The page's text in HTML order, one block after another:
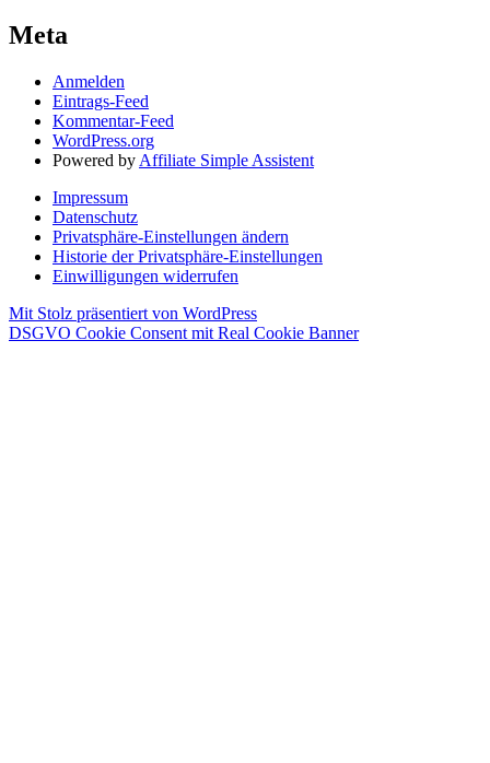
Meta
Anmelden
Eintrags-Feed
Kommentar-Feed
WordPress.org
Powered by Affiliate Simple Assistent
Impressum
Datenschutz
Privatsphäre-Einstellungen ändern
Historie der Privatsphäre-Einstellungen
Einwilligungen widerrufen
Mit Stolz präsentiert von WordPress
DSGVO Cookie Consent mit Real Cookie Banner